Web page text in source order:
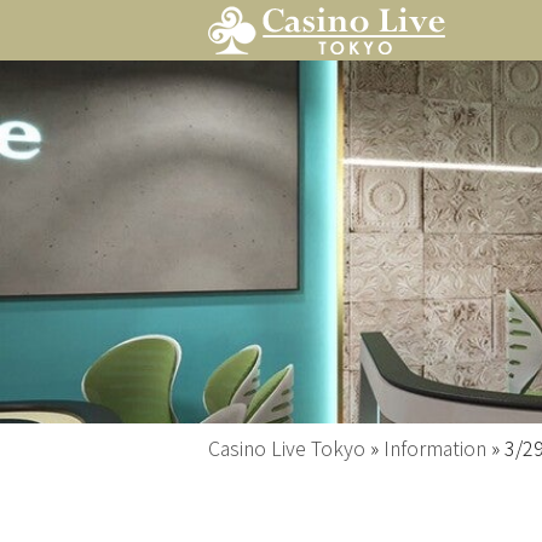
Casino Live Tokyo » Information »3/